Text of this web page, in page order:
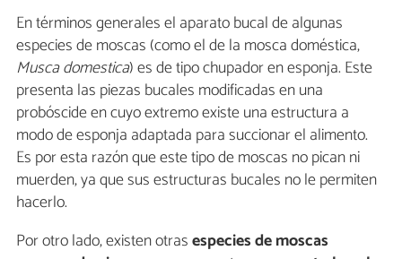
En términos generales el aparato bucal de algunas
especies de moscas (como el de la mosca doméstica,
Musca domestica) es de tipo chupador en esponja. Este
presenta las piezas bucales modificadas en una
probóscide en cuyo extremo existe una estructura a
modo de esponja adaptada para succionar el alimento.
Es por esta razón que este tipo de moscas no pican ni
muerden, ya que sus estructuras bucales no le permiten
hacerlo.
Por otro lado, existen otrasespecies de moscas